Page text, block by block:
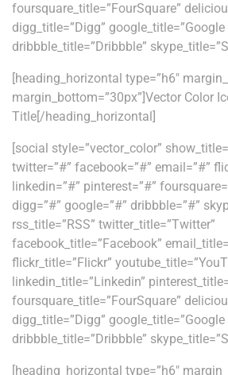
foursquare_title=”FourSquare”
digg_title=”Digg” google_title=”Google
dribbble_title=”Dribbble”
[heading_horizontal type=”h6″
margin_bottom=”30px”]Vector Color
Title[/heading_horizontal]
[social style=”vector_color”
twitter=”#” facebook=”#” email=”#”
linkedin=”#” pinterest=”#”
digg=”#” google=”#” dribbble=”#”
rss_title=”RSS” twitter_title=”Twitter”
facebook_title=”Facebook”
flickr_title=”Flickr”
linkedin_title=”Linkedin”
foursquare_title=”FourSquare”
digg_title=”Digg” google_title=”Google
dribbble_title=”Dribbble”
[heading_horizontal type=”h6″